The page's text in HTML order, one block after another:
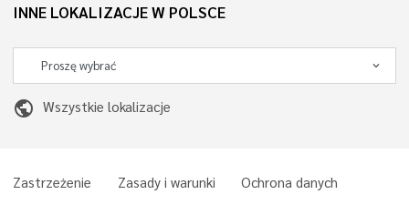
INNE LOKALIZACJE W POLSCE
public Wszystkie lokalizacje
Zastrzeżenie Zasady i warunki Ochrona danych